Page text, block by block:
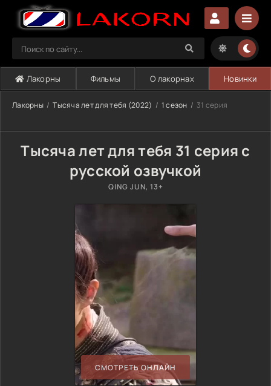
Лакорны Фильмы О лакорнах Новинки
Лакорны Тысяча лет для тебя (2022) 1 сезон 31 серия
Тысяча лет для тебя 31 серия с
русской озвучкой
QING JUN, 13+
СМОТРЕТЬ ОНЛАЙН